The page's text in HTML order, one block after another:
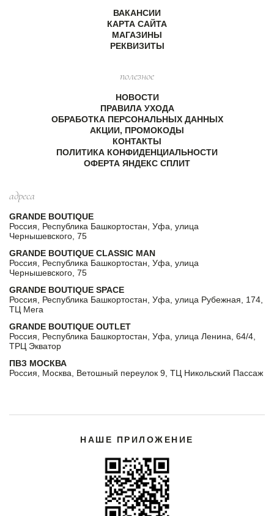
ВАКАНСИИ
КАРТА САЙТА
МАГАЗИНЫ
РЕКВИЗИТЫ
полезное
НОВОСТИ
ПРАВИЛА УХОДА
ОБРАБОТКА ПЕРСОНАЛЬНЫХ ДАННЫХ
АКЦИИ, ПРОМОКОДЫ
КОНТАКТЫ
ПОЛИТИКА КОНФИДЕНЦИАЛЬНОСТИ
ОФЕРТА ЯНДЕКС СПЛИТ
адреса
GRANDE BOUTIQUE
Россия, Республика Башкортостан, Уфа, улица
Чернышевского, 75
GRANDE BOUTIQUE CLASSIC MAN
Россия, Республика Башкортостан, Уфа, улица
Чернышевского, 75
GRANDE BOUTIQUE SPACE
Россия, Республика Башкортостан, Уфа, улица Рубежная, 174,
ТЦ Мега
GRANDE BOUTIQUE OUTLET
Россия, Республика Башкортостан, Уфа, улица Ленина, 64/4,
ТРЦ Экватор
ПВЗ МОСКВА
Россия, Москва, Ветошный переулок 9, ТЦ Никольский Пассаж
НАШЕ ПРИЛОЖЕНИЕ